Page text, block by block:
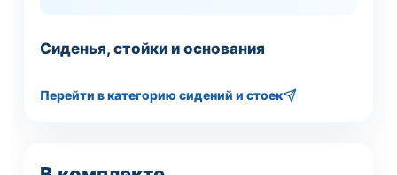
Сиденья, стойки и основания
Перейти в категорию сидений и стоек